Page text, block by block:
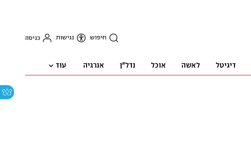
חיפוש נגישות כניסה
דיגיטל לאשה אוכל נדל"ן אנרגיה עוד